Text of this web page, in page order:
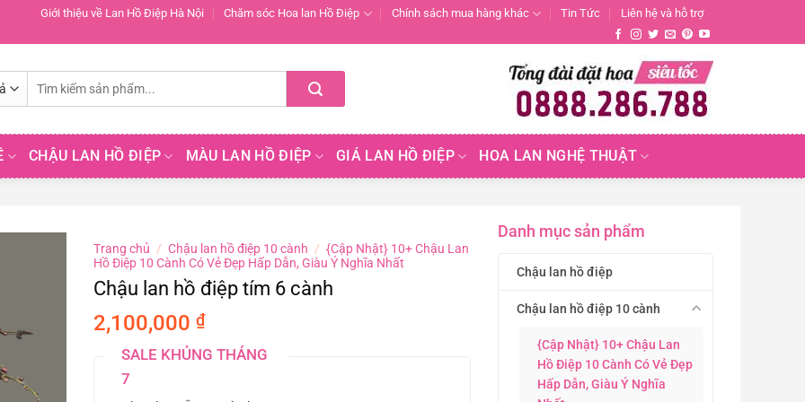
Giới thiệu về Lan Hồ Điệp Hà Nội Chăm sóc Hoa lan Hồ Điệp Chính sách mua hàng khác Tin Tức Liên hệ và hỗ trợ
kiếm:
CHẬU LAN HỒ ĐIỆP MÀU LAN HỒ ĐIỆP GIÁ LAN HỒ ĐIỆP HOA LAN NGHỆ THUẬT
Danh mục sản phẩm
Chậu lan hồ điệp
Chậu lan hồ điệp 10 cành
{Cập Nhật} 10+ Chậu Lan
Hồ Điệp 10 Cành Có Vẻ Đẹp
Hấp Dẫn, Giàu Ý Nghĩa
Trang chủ / Chậu lan hồ điệp 10 cành / {Cập Nhật} 10+ Chậu Lan
Hồ Điệp 10 Cành Có Vẻ Đẹp Hấp Dẫn, Giàu Ý Nghĩa Nhất
Chậu lan hồ điệp tím 6 cành
2,100,000 ₫
SALE KHỦNG THÁNG
7